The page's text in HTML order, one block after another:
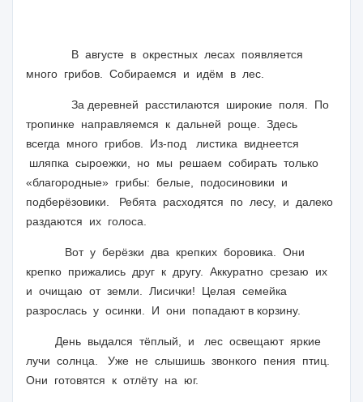
В августе в окрестных лесах появляется
много грибов. Собираемся и идём в лес.
За деревней расстилаются широкие поля. По
тропинке направляемся к дальней роще. Здесь
всегда много грибов. Из-под листика виднеется
шляпка сыроежки, но мы решаем собирать только
«благородные» грибы: белые, подосиновики и
подберёзовики. Ребята расходятся по лесу, и далеко
раздаются их голоса.
Вот у берёзки два крепких боровика. Они
крепко прижались друг к другу. Аккуратно срезаю их
и очищаю от земли. Лисички! Целая семейка
разрослась у осинки. И они попадают в корзину.
День выдался тёплый, и лес освещают яркие
лучи солнца. Уже не слышишь звонкого пения птиц.
Они готовятся к отлёту на юг.